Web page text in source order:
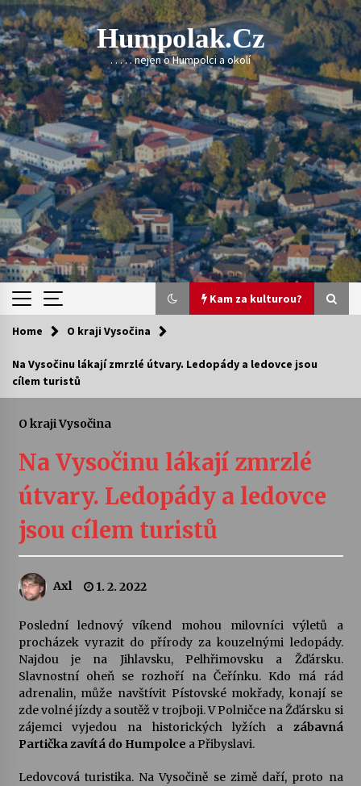
Skip
to
content
Humpolak.cz
. . . . . nejen o Humpolci a okolí
Kam za kulturou?
Kam za kulturou?
Vernisáž výstavy Josefíny Duškové: Stávám se
30. 7. 2026
Veselí muzikanti
30. 7. 2026
šedesátka: 28. 7.–1. 8. 2026
28. 7. 2026
Letní koncerty ve Stromovce: Kolchoz a
Jenakaši
28. 7. 2026
23. 7. 2026
Home O kraji Vysočina
Na Vysočinu lákají zmrzlé útvary. Ledopády a ledovce jsou
cílem turistů
O kraji Vysočina
Na Vysočinu lákají zmrzlé
útvary. Ledopády a ledovce
jsou cílem turistů
Axl 1. 2. 2022
Poslední lednový víkend mohou milovníci výletů a
procházek vyrazit do přírody za kouzelnými ledopády.
Najdou je na Jihlavsku, Pelhřimovsku a Žďársku.
Slavnostní oheň se rozhoří na Čeřínku. Kdo má rád
adrenalin, může navštívit Pístovské mokřady, konají se
zde volné jízdy a soutěž v trojboji. V Polničce na Žďársku si
zájemci vyjedou na historických lyžích a zábavná
Partička zavítá do Humpolce a Přibyslavi.
Ledovcová turistika. Na Vysočině se zimě daří, proto na